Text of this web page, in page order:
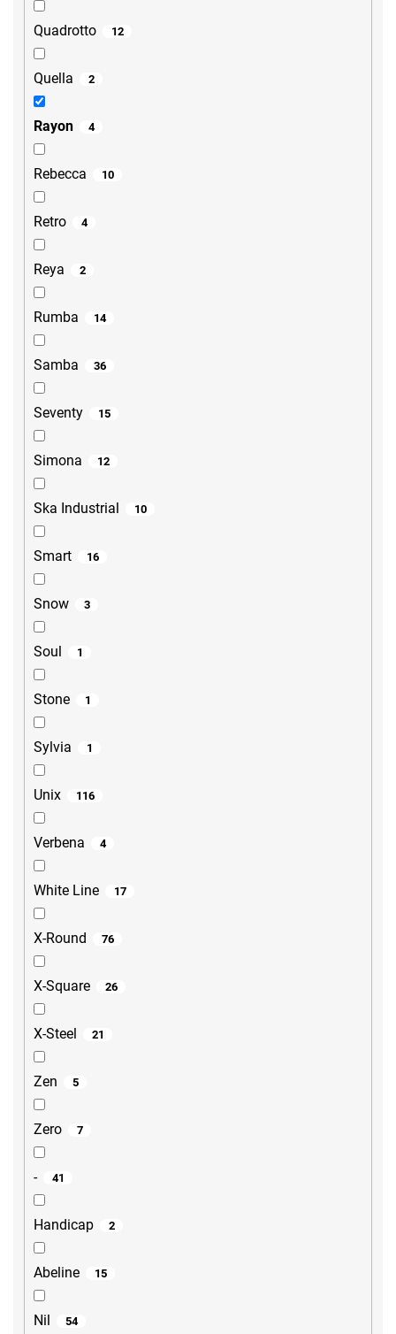
Quadrotto 12
Quella 2
Rayon 4
Rebecca 10
Retro 4
Reya 2
Rumba 14
Samba 36
Seventy 15
Simona 12
Ska Industrial 10
Smart 16
Snow 3
Soul 1
Stone 1
Sylvia 1
Unix 116
Verbena 4
White Line 17
X-Round 76
X-Square 26
X-Steel 21
Zen 5
Zero 7
- 41
Handicap 2
Abeline 15
Nil 54